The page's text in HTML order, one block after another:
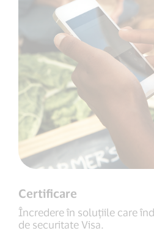
Certificare
Încredere în soluțiile care
de securitate Visa.